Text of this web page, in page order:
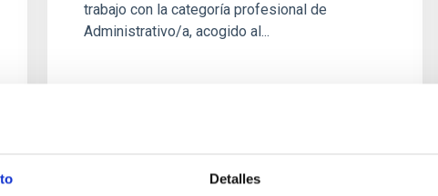
Detalles
trabajo con la categoría profesional de
Administrativo/a, acogido al...